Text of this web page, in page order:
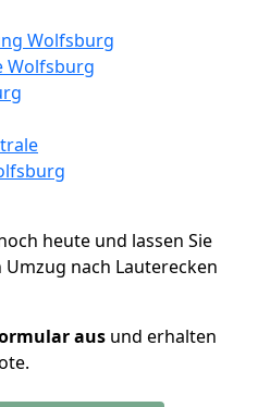
Wolfsburg
Wolfsburg
heute und lassen Sie
nach Lauterecken
aus und erhalten